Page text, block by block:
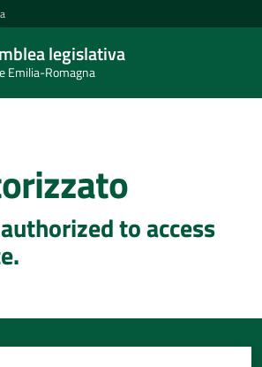
legislativa
Emilia-Romagna
to access